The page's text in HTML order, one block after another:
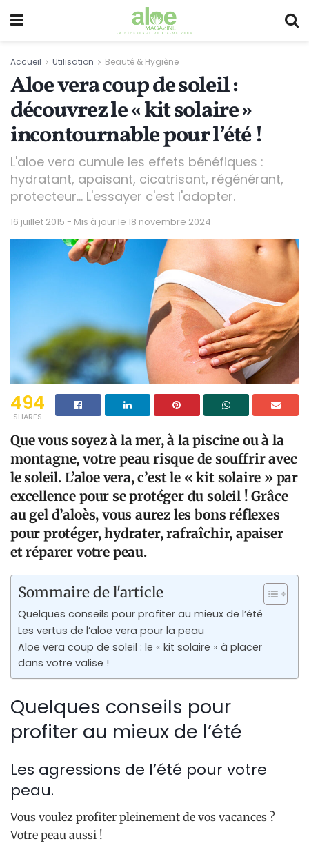
Accueil Utilisation Beauté & Hygiène
Aloe vera coup de soleil :
découvrez le « kit solaire »
incontournable pour l’été !
L'aloe vera cumule les effets bénéfiques :
hydratant, apaisant, cicatrisant, régénérant,
protecteur... L'essayer c'est l'adopter.
16 juillet 2015 - Mis à jour le 18 novembre 2024
494
SHARES
Que vous soyez à la mer, à la piscine ou à la
montagne, votre peau risque de souffrir avec
le soleil. L’aloe vera, c’est le « kit solaire » par
excellence pour se protéger du soleil ! Grâce
au gel d’aloès, vous aurez les bons réflexes
pour protéger, hydrater, rafraîchir, apaiser
et réparer votre peau.
Sommaire de l'article
Quelques conseils pour profiter au mieux de l’été
Les vertus de l’aloe vera pour la peau
Aloe vera coup de soleil : le « kit solaire » à placer
dans votre valise !
Quelques conseils pour
profiter au mieux de l’été
Les agressions de l’été pour votre
peau.
Vous voulez profiter pleinement de vos vacances ?
Votre peau aussi !